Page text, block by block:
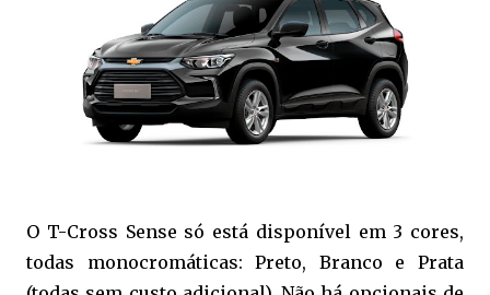
O T-Cross Sense só está disponível em 3 cores,
todas monocromáticas: Preto, Branco e Prata